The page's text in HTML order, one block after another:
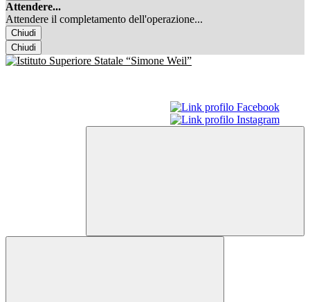
Attendere...
Attendere il completamento dell'operazione...
Chiudi
Chiudi